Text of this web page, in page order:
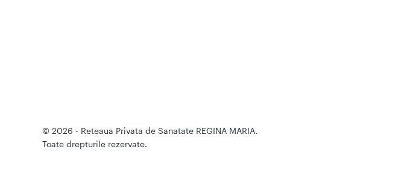
© 2026 - Reteaua Privata de Sanatate REGINA MARIA.
Toate drepturile rezervate.